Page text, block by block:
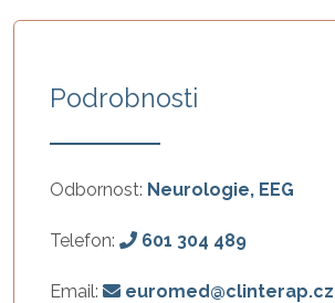
Podrobnosti
Odbornost: Neurologie, EEG
Telefon: 601 304 489
Email: euromed@clinterap.cz